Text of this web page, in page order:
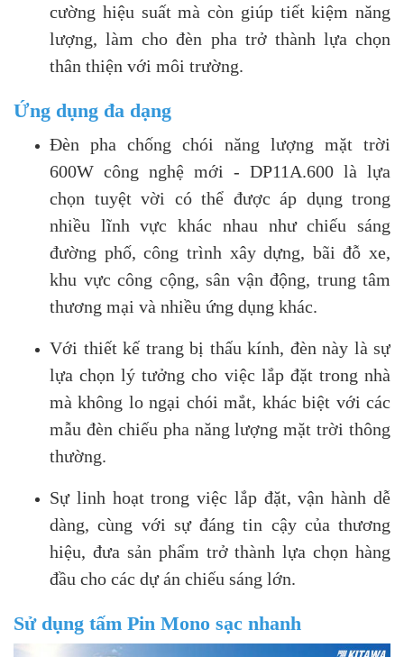
cường hiệu suất mà còn giúp tiết kiệm năng
lượng, làm cho đèn pha trở thành lựa chọn
thân thiện với môi trường.
Ứng dụng đa dạng
Đèn pha chống chói năng lượng mặt trời
600W công nghệ mới - DP11A.600 là lựa
chọn tuyệt vời có thể được áp dụng trong
nhiều lĩnh vực khác nhau như chiếu sáng
đường phố, công trình xây dựng, bãi đỗ xe,
khu vực công cộng, sân vận động, trung tâm
thương mại và nhiều ứng dụng khác.
Với thiết kế trang bị thấu kính, đèn này là sự
lựa chọn lý tưởng cho việc lắp đặt trong nhà
mà không lo ngại chói mắt, khác biệt với các
mẫu đèn chiếu pha năng lượng mặt trời thông
thường.
Sự linh hoạt trong việc lắp đặt, vận hành dễ
dàng, cùng với sự đáng tin cậy của thương
hiệu, đưa sản phẩm trở thành lựa chọn hàng
đầu cho các dự án chiếu sáng lớn.
Sử dụng tấm Pin Mono sạc nhanh